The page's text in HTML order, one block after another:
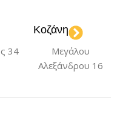
34
Κοζάνη
Μεγάλου
Αλεξάνδρου 16